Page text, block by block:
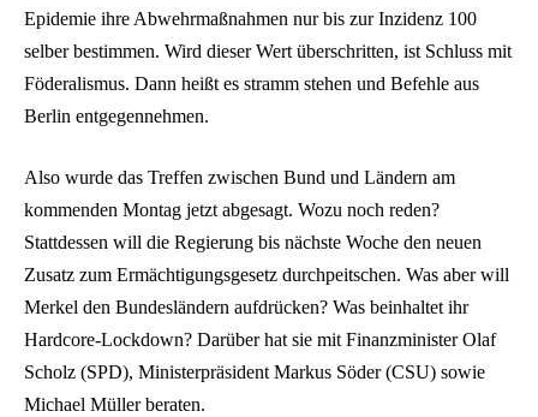
Epidemie ihre Abwehrmaßnahmen nur bis zur Inzidenz 100
selber bestimmen. Wird dieser Wert überschritten, ist Schluss mit
Föderalismus. Dann heißt es stramm stehen und Befehle aus
Berlin entgegennehmen.
Also wurde das Treffen zwischen Bund und Ländern am
kommenden Montag jetzt abgesagt. Wozu noch reden?
Stattdessen will die Regierung bis nächste Woche den neuen
Zusatz zum Ermächtigungsgesetz durchpeitschen. Was aber will
Merkel den Bundesländern aufdrücken? Was beinhaltet ihr
Hardcore-Lockdown? Darüber hat sie mit Finanzminister Olaf
Scholz (SPD), Ministerpräsident Markus Söder (CSU) sowie
Michael Müller beraten.